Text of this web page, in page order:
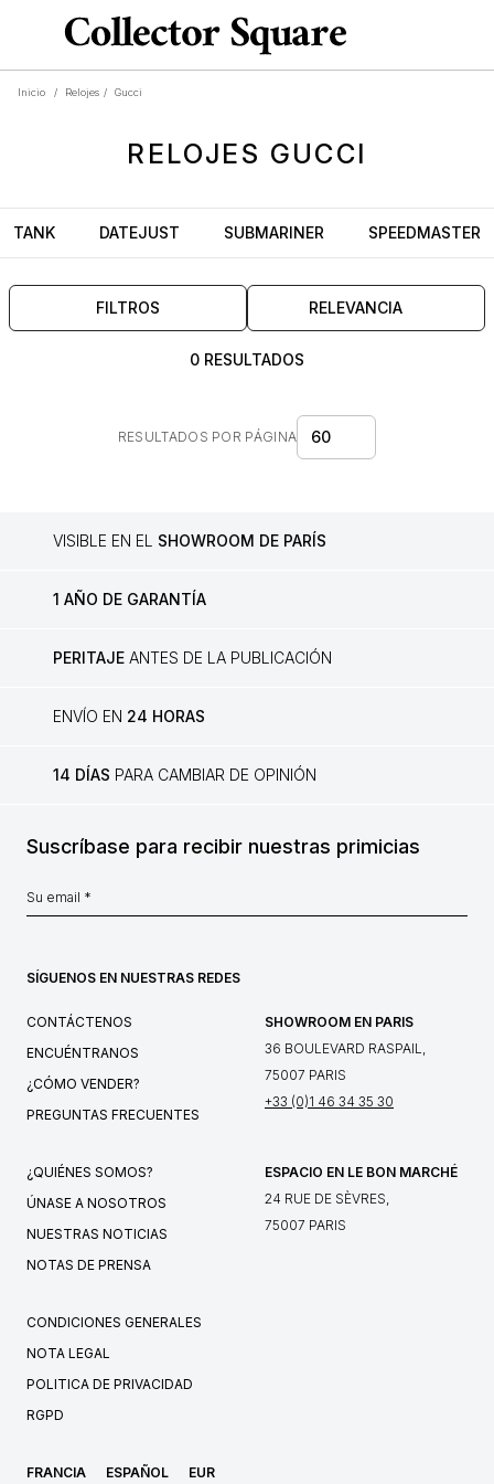
Inicio / Relojes / Gucci
RELOJES GUCCI
TANK DATEJUST SUBMARINER SPEEDMASTER
FILTROS RELEVANCIA
0 RESULTADOS
RESULTADOS POR PÁGINA 60
VISIBLE EN EL SHOWROOM DE PARÍS
1 AÑO DE GARANTÍA
PERITAJE ANTES DE LA PUBLICACIÓN
ENVÍO EN 24 HORAS
14 DÍAS PARA CAMBIAR DE OPINIÓN
Suscríbase para recibir nuestras primicias
SÍGUENOS EN NUESTRAS REDES
CONTÁCTENOS
ENCUÉNTRANOS
¿CÓMO VENDER?
PREGUNTAS FRECUENTES
SHOWROOM EN PARIS
36 BOULEVARD RASPAIL,
75007 PARIS
+33 (0)1 46 34 35 30
¿QUIÉNES SOMOS?
ÚNASE A NOSOTROS
NUESTRAS NOTICIAS
NOTAS DE PRENSA
ESPACIO EN LE BON MARCHÉ
24 RUE DE SÈVRES,
75007 PARIS
CONDICIONES GENERALES
NOTA LEGAL
POLITICA DE PRIVACIDAD
RGPD
FRANCIA ESPAÑOL EUR